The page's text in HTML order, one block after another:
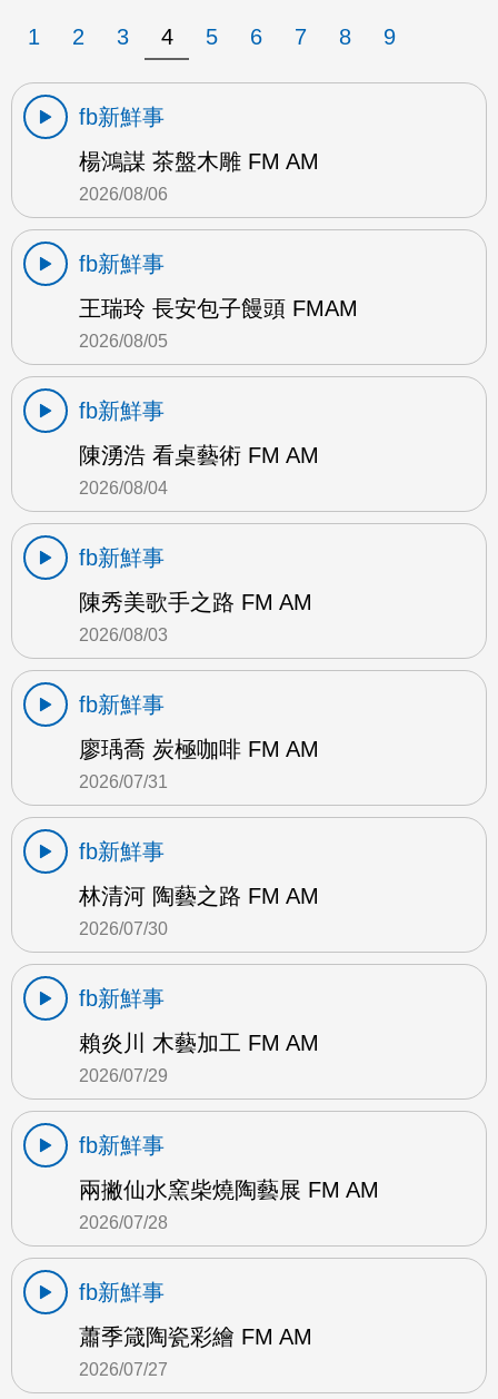
1 2 3 4 5 6 7 8 9
fb新鮮事
楊鴻謀 茶盤木雕 FM AM
2026/08/06
fb新鮮事
王瑞玲 長安包子饅頭 FMAM
2026/08/05
fb新鮮事
陳湧浩 看桌藝術 FM AM
2026/08/04
fb新鮮事
陳秀美歌手之路 FM AM
2026/08/03
fb新鮮事
廖瑀喬 炭極咖啡 FM AM
2026/07/31
fb新鮮事
林清河 陶藝之路 FM AM
2026/07/30
fb新鮮事
賴炎川 木藝加工 FM AM
2026/07/29
fb新鮮事
兩撇仙水窯柴燒陶藝展 FM AM
2026/07/28
fb新鮮事
蕭季箴陶瓷彩繪 FM AM
2026/07/27